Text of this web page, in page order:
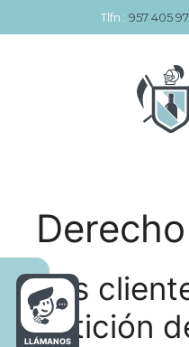
LLÁMANOS
Tlfn.: 957 405
Los
petición